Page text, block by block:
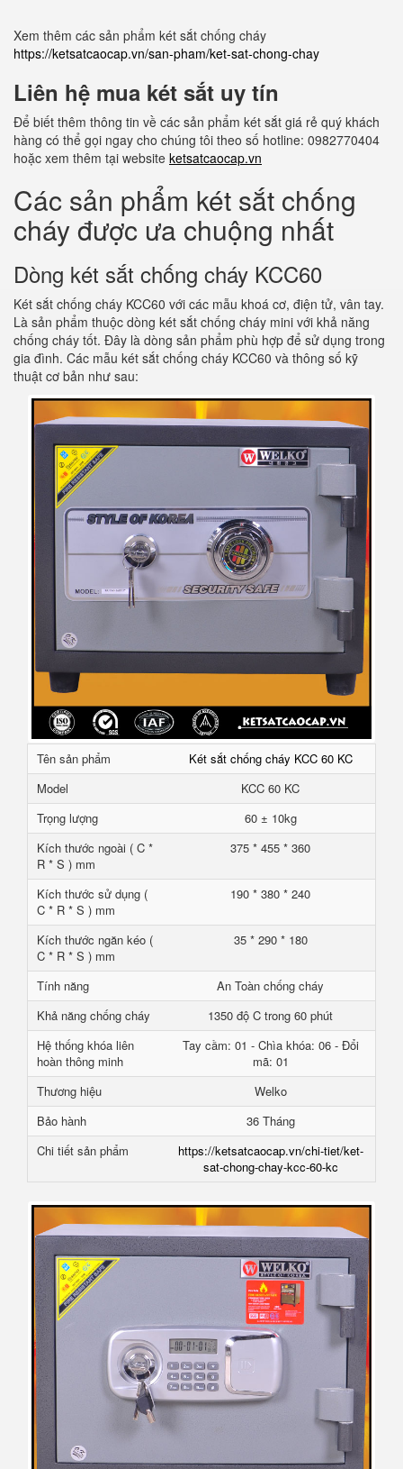
Xem thêm các sản phẩm két sắt chống cháy
https://ketsatcaocap.vn/san-pham/ket-sat-chong-chay
Liên hệ mua két sắt uy tín
Để biết thêm thông tin về các sản phẩm két sắt giá rẻ quý khách
hàng có thể gọi ngay cho chúng tôi theo số hotline: 0982770404
hoặc xem thêm tại website ketsatcaocap.vn
Các sản phẩm két sắt chống
cháy được ưa chuộng nhất
Dòng két sắt chống cháy KCC60
Két sắt chống cháy KCC60 với các mẫu khoá cơ, điện tử, vân tay.
Là sản phẩm thuộc dòng két sắt chống cháy mini với khả năng
chống cháy tốt. Đây là dòng sản phẩm phù hợp để sử dụng trong
gia đình. Các mẫu két sắt chống cháy KCC60 và thông số kỹ
thuật cơ bản như sau:
Tên sản phẩm
Két sắt chống cháy KCC 60 KC
Model
KCC 60 KC
Trọng lượng
60 ± 10kg
Kích thước ngoài ( C *
R * S ) mm
375 * 455 * 360
Kích thước sử dụng (
C * R * S ) mm
190 * 380 * 240
Kích thước ngăn kéo (
C * R * S ) mm
35 * 290 * 180
Tính năng
An Toàn chống cháy
Khả năng chống cháy
1350 độ C trong 60 phút
Hệ thống khóa liên
hoàn thông minh
Tay cầm: 01 - Chìa khóa: 06 - Đổi
mã: 01
Thương hiệu
Welko
Bảo hành
36 Tháng
Chi tiết sản phẩm
https://ketsatcaocap.vn/chi-tiet/ket-
sat-chong-chay-kcc-60-kc